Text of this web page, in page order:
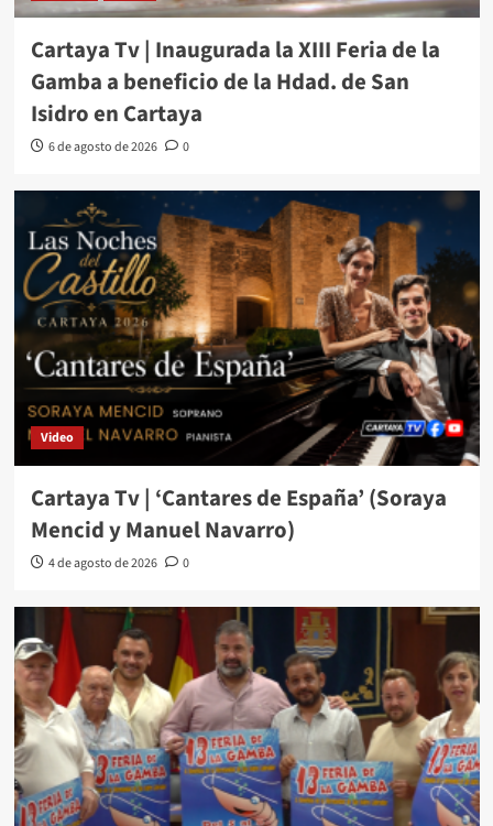
Cartaya Tv | Inaugurada la XIII Feria de la
Gamba a beneficio de la Hdad. de San
Isidro en Cartaya
6 de agosto de 2026 0
Video
Cartaya Tv | ‘Cantares de España’ (Soraya
Mencid y Manuel Navarro)
4 de agosto de 2026 0